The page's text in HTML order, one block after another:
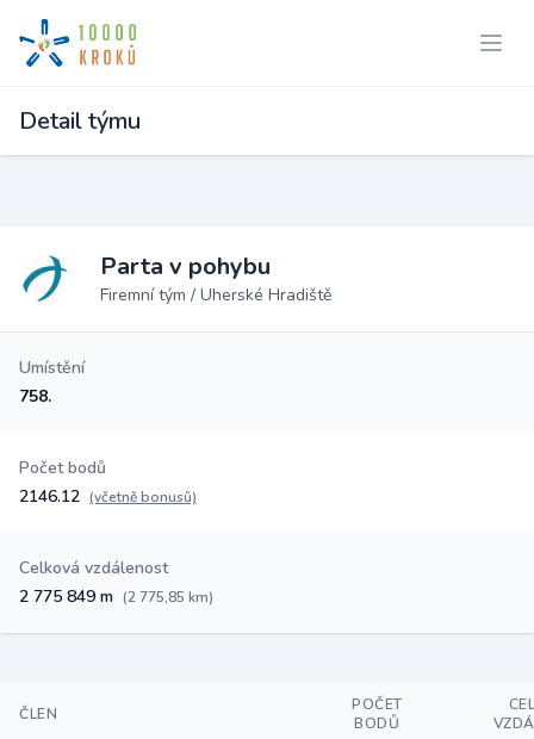
Detail týmu
Parta v pohybu
Firemní tým / Uherské Hradiště
Umístění
758.
Počet bodů
2146.12 (včetně bonusů)
Celková vzdálenost
2 775 849 m (2 775,85 km)
ČLEN
POČET
BODŮ